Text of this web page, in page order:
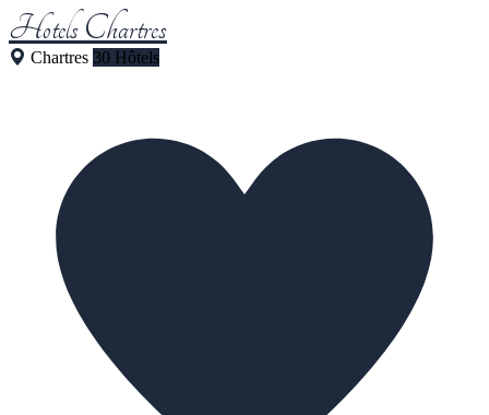
Hotels Chartres
Chartres 30 Hôtels